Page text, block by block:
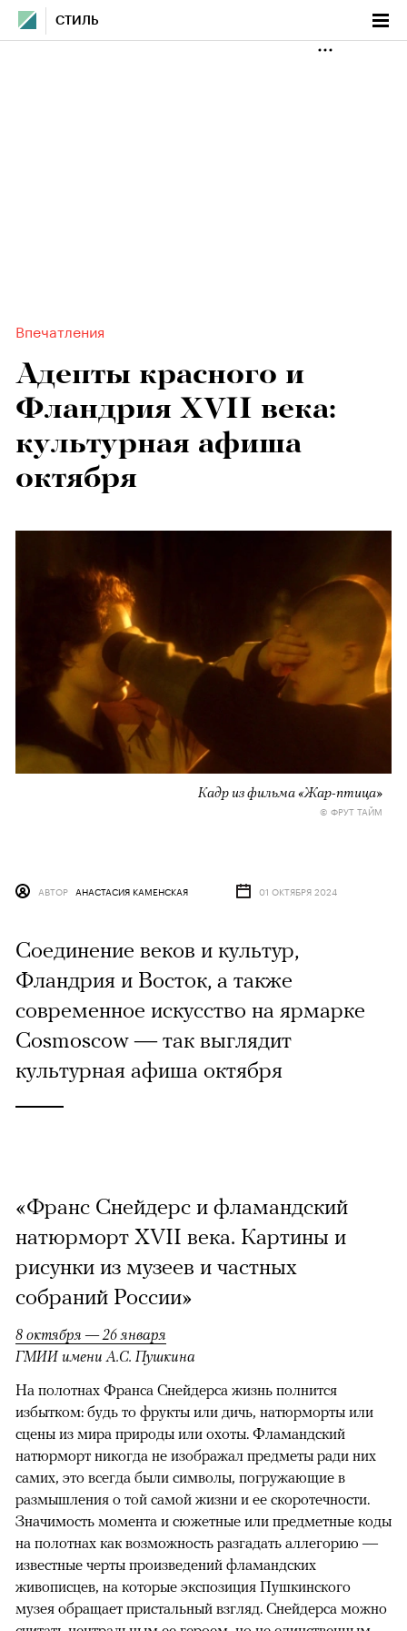
СТИЛЬ
Впечатления
Адепты красного и
Фландрия XVII века:
культурная афиша
октября
Кадр из фильма «Жар-птица»
© ФРУТ ТАЙМ
АВТОР АНАСТАСИЯ КАМЕНСКАЯ 01 ОКТЯБРЯ 2024
Соединение веков и культур,
Фландрия и Восток, а также
современное искусство на ярмарке
Cosmoscow — так выглядит
культурная афиша октября
«Франс Снейдерс и фламандский
натюрморт XVII века. Картины и
рисунки из музеев и частных
собраний России»
8 октября — 26 января
ГМИИ имени А.С. Пушкина
На полотнах Франса Снейдерса жизнь полнится
избытком: будь то фрукты или дичь, натюрморты или
сцены из мира природы или охоты. Фламандский
натюрморт никогда не изображал предметы ради них
самих, это всегда были символы, погружающие в
размышления о той самой жизни и ее скоротечности.
Значимость момента и сюжетные или предметные коды
на полотнах как возможность разгадать аллегорию —
известные черты произведений фламандских
живописцев, на которые экспозиция Пушкинского
музея обращает пристальный взгляд. Снейдерса можно